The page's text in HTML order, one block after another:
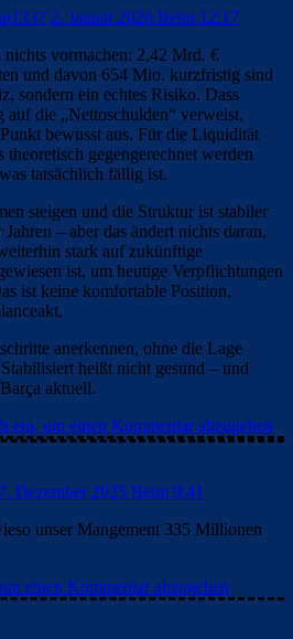
2. Januar 2026 Beim 12:17
nichts vormachen: 2,42 Mrd. €
und davon 654 Mio. kurzfristig sind
sondern ein echtes Risiko. Dass
auf die „Nettoschulden“ verweist,
bewusst aus. Für die Liquidität
theoretisch gegengerechnet werden
tatsächlich fällig ist.
steigen und die Struktur ist stabiler
– aber das ändert nichts daran,
stark auf zukünftige
ist, um heutige Verpflichtungen
ist keine komfortable Position,
anerkennen, ohne die Lage
heißt nicht gesund – und
aktuell.
ein, um einen Kommentar abzugeben
Dezember 2025 Beim 9:41
unser Mangement 335 Millionen
einen Kommentar abzugeben